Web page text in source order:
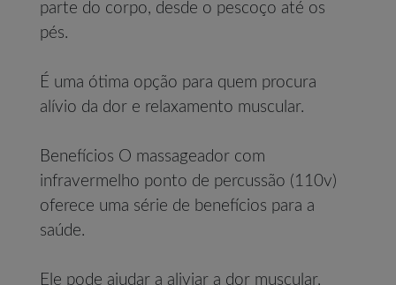
parte do corpo, desde o pescoço até os
pés.
É uma ótima opção para quem procura
alívio da dor e relaxamento muscular.
Benefícios O massageador com
infravermelho ponto de percussão (110v)
oferece uma série de benefícios para a
saúde.
Ele pode ajudar a aliviar a dor muscular,